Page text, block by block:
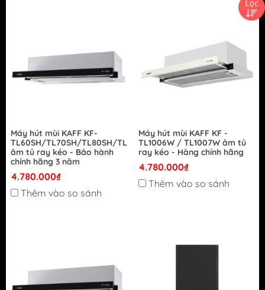
Máy hút mùi KAFF KF-
TL60SH/TL70SH/TL80SH/TL90SH
âm tủ ray kéo - Bảo hành
chính hãng 3 năm
4.780.000₫
Thêm vào so sánh
Máy hút mùi KAFF KF -
TL1006W / TL1007W âm tủ
ray kéo - Hàng chính hãng
4.780.000₫
Thêm vào so sánh